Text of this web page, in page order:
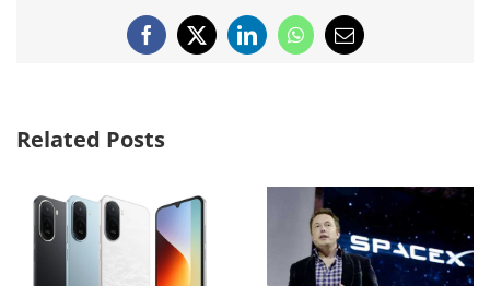
Facebook
X LinkedInWhatsApp
Email
Related Posts